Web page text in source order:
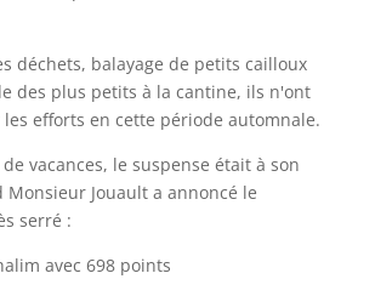
déchets, balayage de petits cailloux
des plus petits à la cantine, ils n'ont
efforts en cette période automnale.
vacances, le suspense était à son
Jouault a annoncé le
serré :
avec 698 points